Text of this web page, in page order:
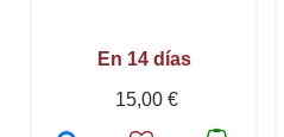
En 14 días
15,00 €